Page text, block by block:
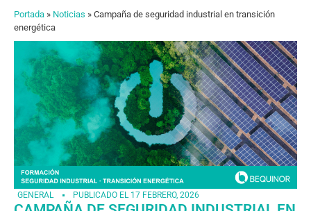
GENERAL PUBLICADO EL 17 FEBRERO, 2026
Portada » Noticias » Campaña de seguridad industrial en transición
energética